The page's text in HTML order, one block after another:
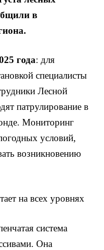
в
года: для
специалисты
Лесной
патрулирование в
Мониторинг
условий,
возникновению
на всех уровнях
система
Она